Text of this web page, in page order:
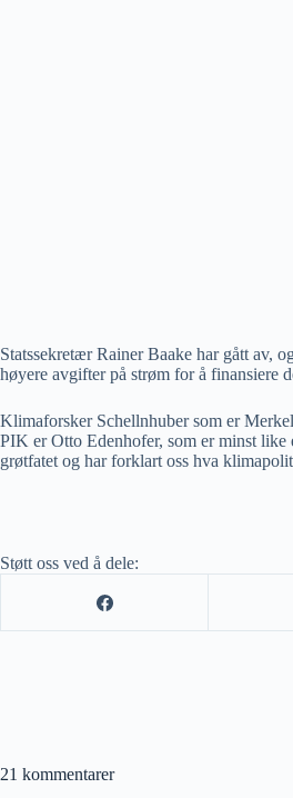
Statssekretær Rainer Baake har gått av,
høyere avgifter på strøm for å finansiere
Klimaforsker Schellnhuber som er
PIK er Otto Edenhofer, som er minst
grøtfatet og har forklart oss hva
Støtt oss ved å dele:
21 kommentarer